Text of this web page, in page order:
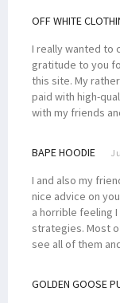
OFF WHITE
I really wanted to
gratitude to you
this site. My
paid with high-
with my friends
BAPE HOODIE
I and also my
nice advice on
a horrible feeling
strategies. Most
see all of them
GOLDEN GOOSE